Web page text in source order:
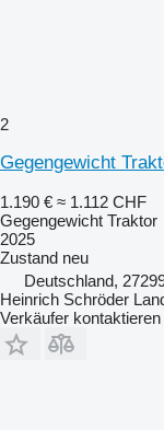
2
Gegengewicht
1.190 € ≈ 1.112 CHF
Gegengewicht Traktor
2025
Zustand neu
Deutschland,
Heinrich Schröder
Verkäufer kontaktieren